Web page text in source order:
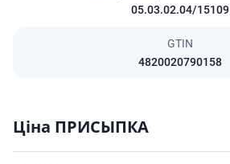
05.03.02.04/15109
GTIN
4820020790158
Ціна ПРИСЫПКА